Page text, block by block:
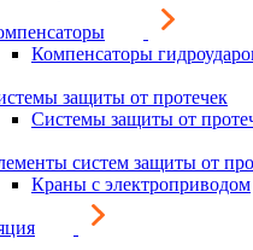
Компенсаторы
защиты от протечек
Системы защиты от
систем защиты от
Краны с электроприводом